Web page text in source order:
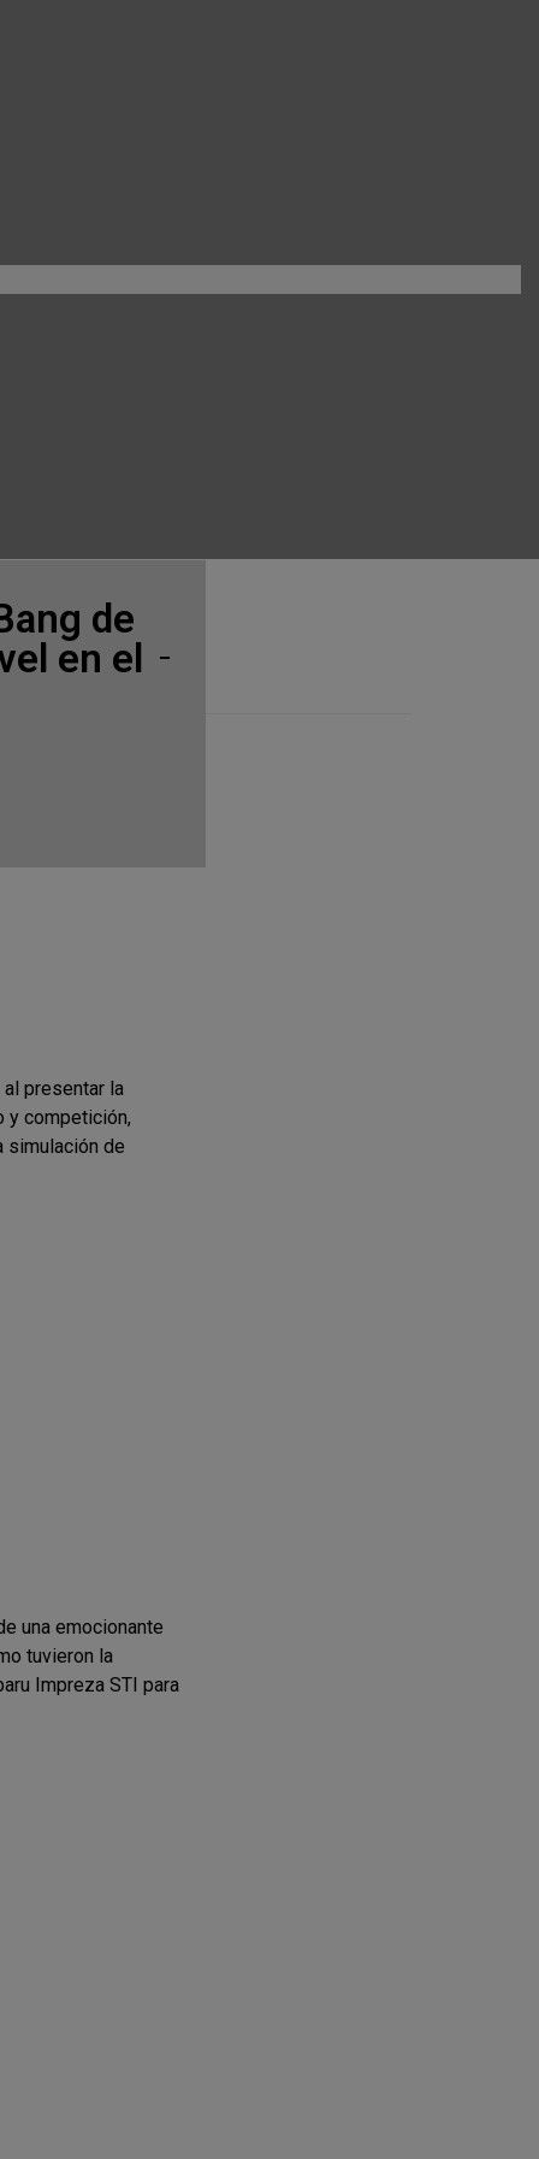
de
en el
presentar la
y competición,
simulación de
una emocionante
tuvieron la
Impreza STI para